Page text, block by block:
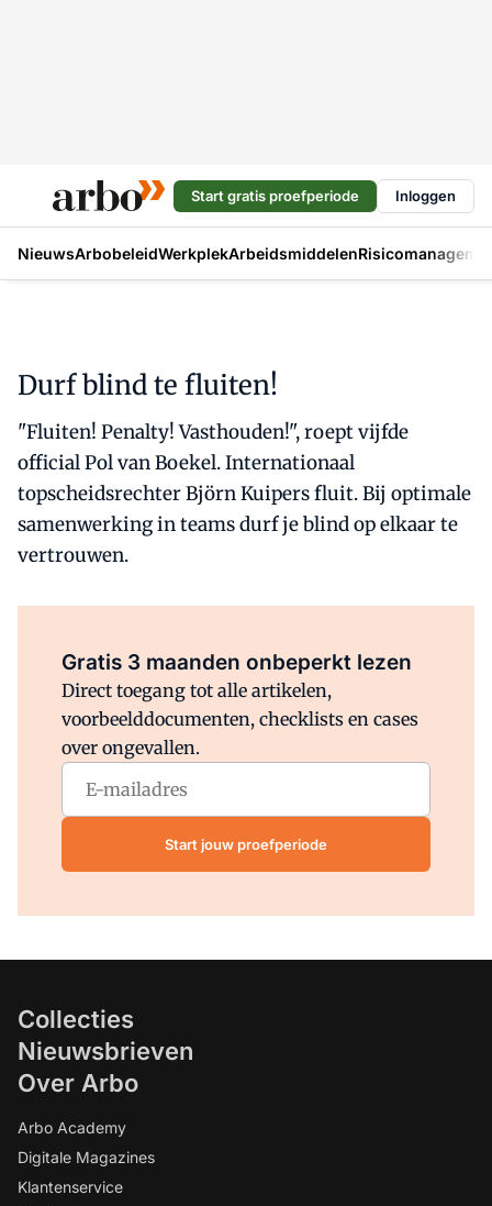
Start gratis proefperiode Inloggen
NieuwsArbobeleidWerkplekArbeidsmiddelen
Durf blind te fluiten!
"Fluiten! Penalty! Vasthouden!", roept vijfde
official Pol van Boekel. Internationaal
topscheidsrechter Björn Kuipers fluit. Bij optimale
samenwerking in teams durf je blind op elkaar te
vertrouwen.
Gratis 3 maanden onbeperkt lezen
Direct toegang tot alle artikelen,
voorbeelddocumenten, checklists en cases
over ongevallen.
Start jouw proefperiode
Collecties
Nieuwsbrieven
Over Arbo
Arbo Academy
Digitale Magazines
Klantenservice